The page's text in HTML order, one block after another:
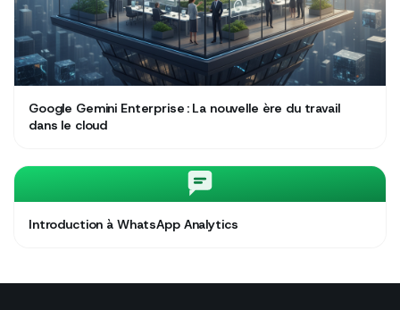
Google Gemini Enterprise : La nouvelle ère du travail
dans le cloud
Introduction à WhatsApp Analytics